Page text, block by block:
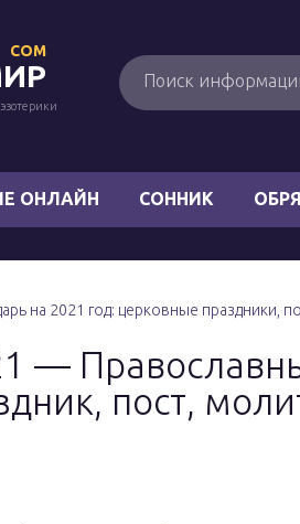
COM
ОНЛАЙН СОННИК
на 2021 год: церковные праздники,
—
пост,